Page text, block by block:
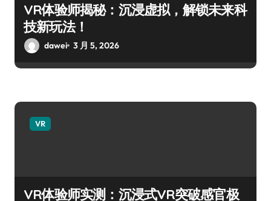
VR体验师揭秘：沉浸虚拟，解锁未来科
技新玩法！
dawei 3 月 5, 2026
VR
VR体验师实测：沉浸式VR突破感官极